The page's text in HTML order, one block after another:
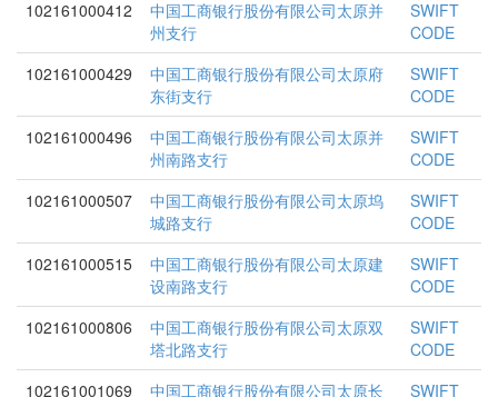
102161000412
中国工商银行股份有限公司太原并
州支行
SWIFT
CODE
102161000429
中国工商银行股份有限公司太原府
东街支行
SWIFT
CODE
102161000496
中国工商银行股份有限公司太原并
州南路支行
SWIFT
CODE
102161000507
中国工商银行股份有限公司太原坞
城路支行
SWIFT
CODE
102161000515
中国工商银行股份有限公司太原建
设南路支行
SWIFT
CODE
102161000806
中国工商银行股份有限公司太原双
塔北路支行
SWIFT
CODE
102161001069
中国工商银行股份有限公司太原长 SWIFT